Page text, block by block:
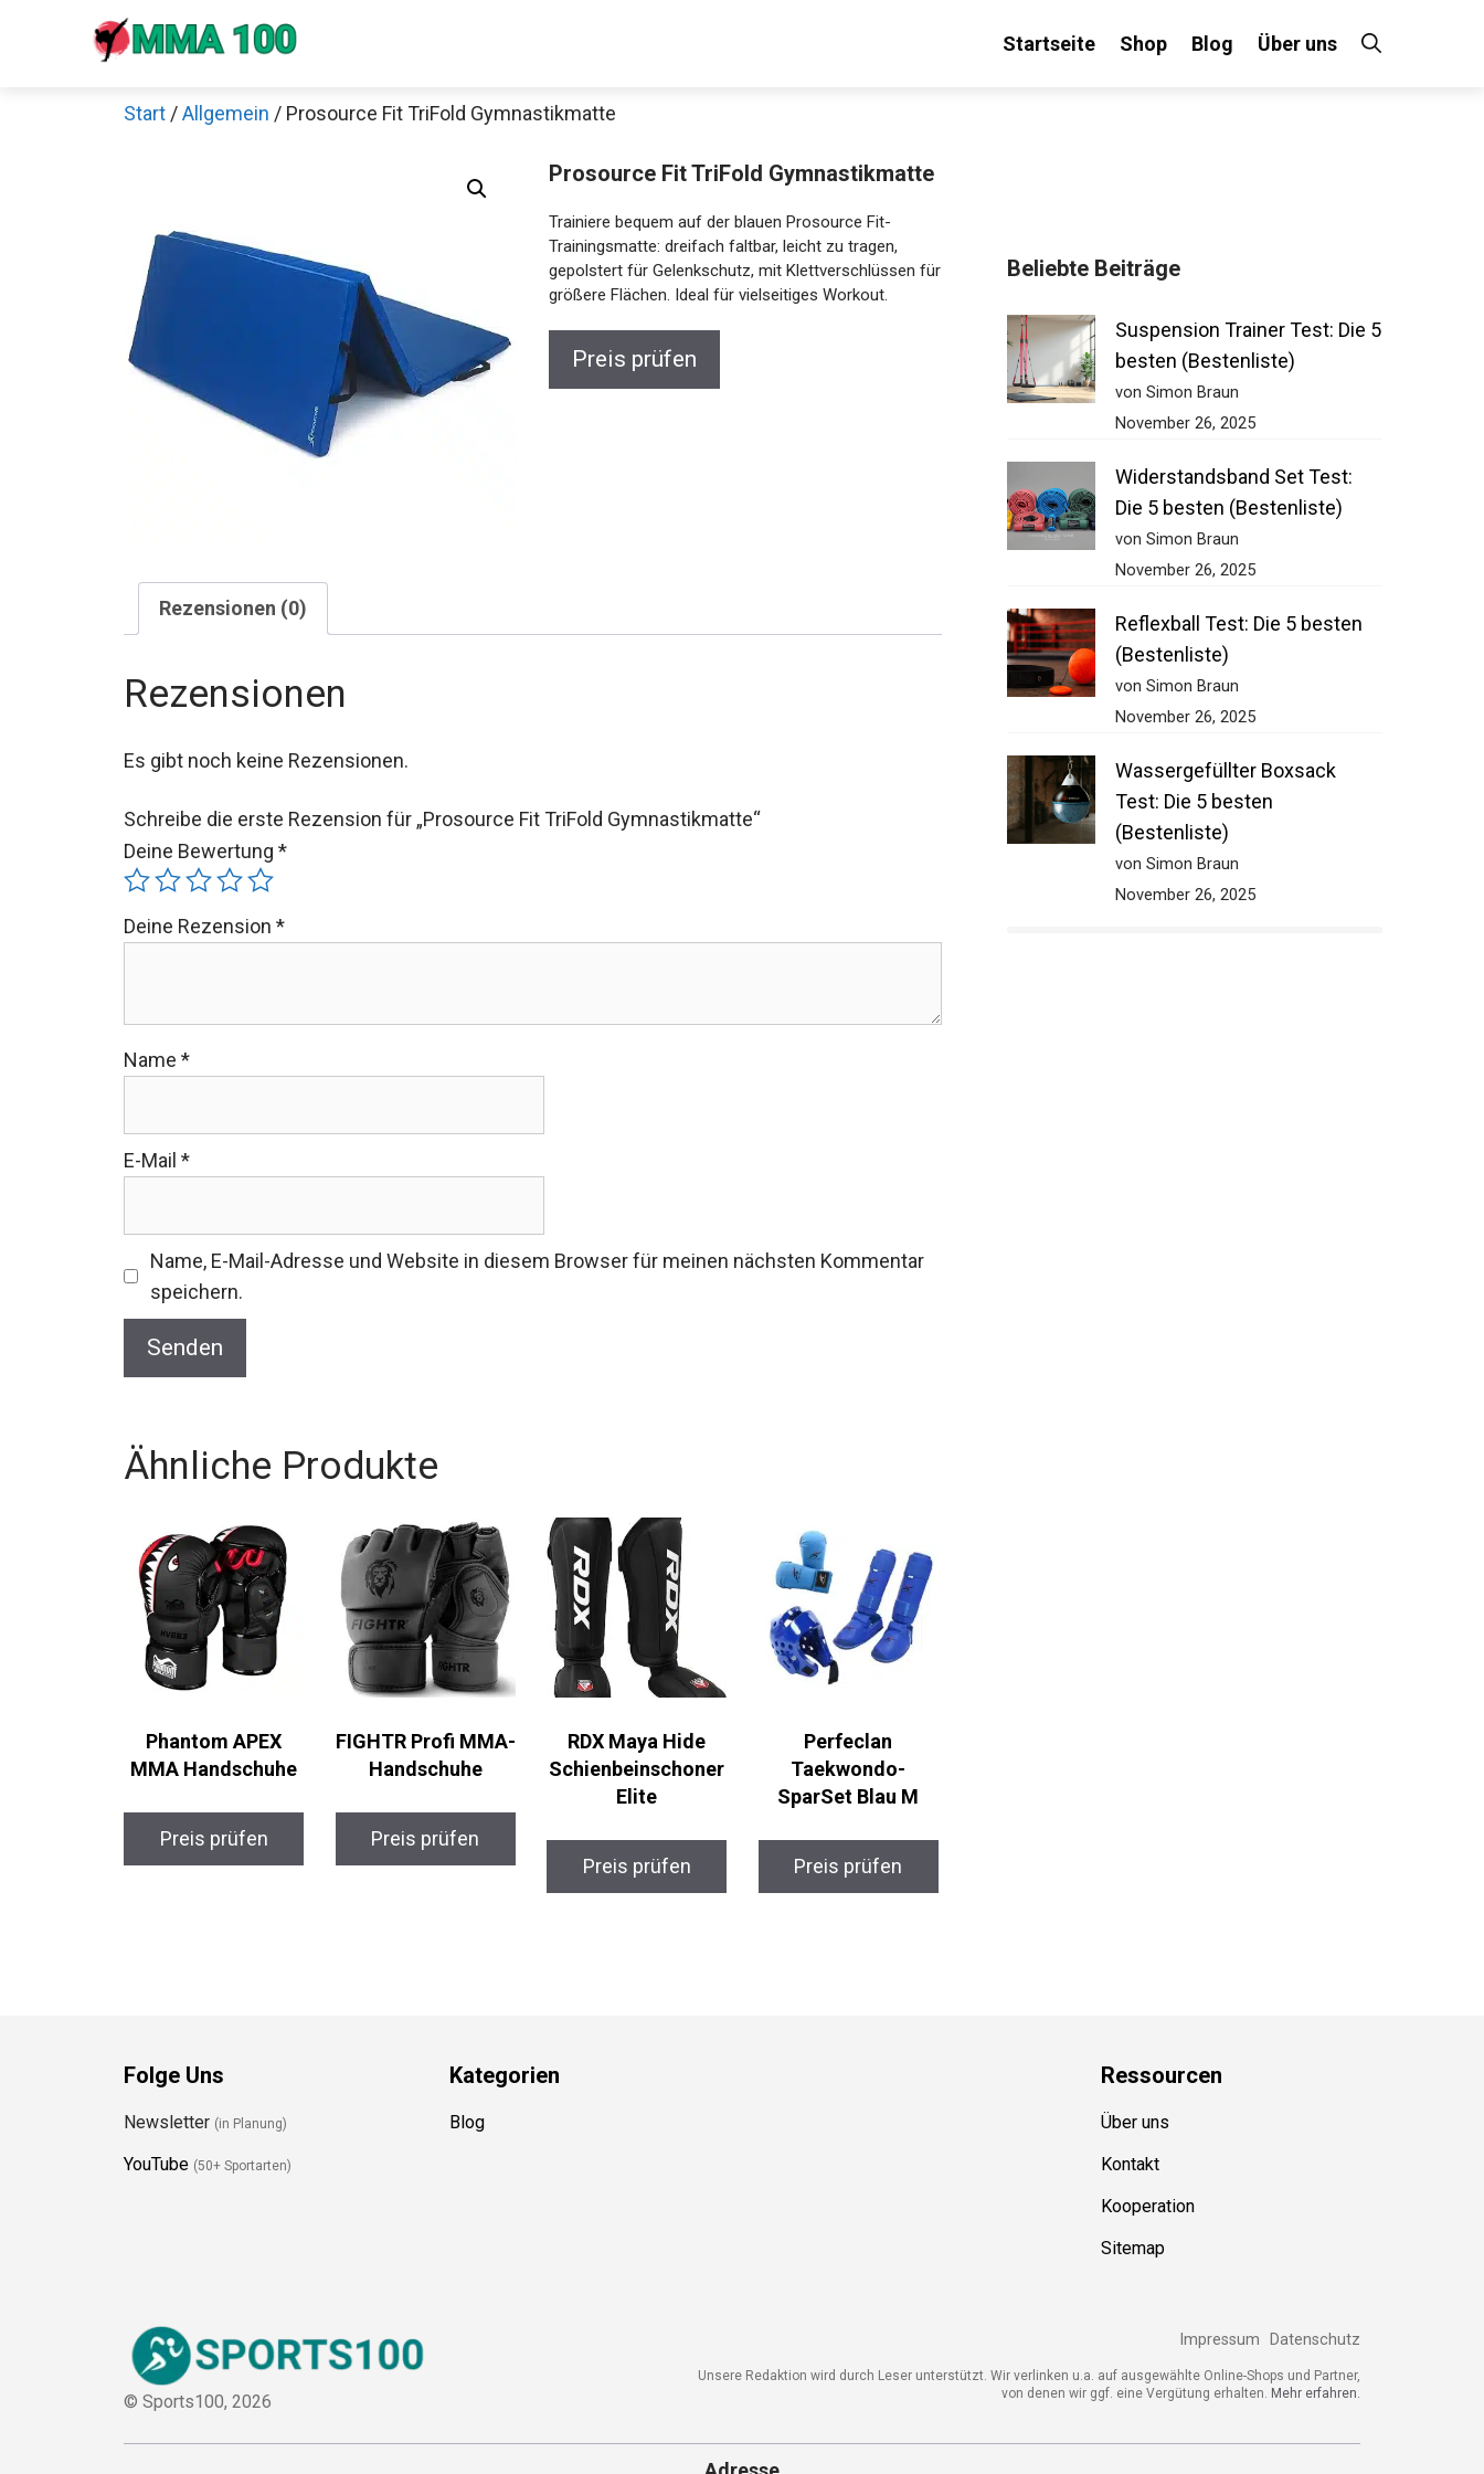
Startseite Shop Blog Über uns
Start /Allgemein / Prosource Fit TriFold Gymnastikmatte
Prosource Fit TriFold Gymnastikmatte
Trainiere bequem auf der blauen Prosource Fit-
Trainingsmatte: dreifach faltbar, leicht zu tragen,
gepolstert für Gelenkschutz, mit Klettverschlüssen
für größere Flächen. Ideal für vielseitiges Workout.
Preis prüfen
Rezensionen (0)
Rezensionen
Es gibt noch keine Rezensionen.
Schreibe die erste Rezension für „Prosource Fit TriFold Gymnastikmatte“
Deine Bewertung *
Deine Rezension *
Name *
E-Mail *
Name, E-Mail-Adresse und Website in diesem Browser für meinen nächsten Kommentar
speichern.
Ähnliche Produkte
Phantom APEX
MMA Handschuhe
Preis prüfen
FIGHTR Profi
MMA-Handschuhe
Preis prüfen
RDX Maya Hide
Schienbeinschoner
Elite
Preis prüfen
Perfeclan
Taekwondo-
SparSet Blau M
Preis prüfen
Beliebte Beiträge
Suspension Trainer Test: Die
5 besten (Bestenliste)
von Simon Braun
November 26, 2025
Widerstandsband Set Test:
Die 5 besten (Bestenliste)
von Simon Braun
November 26, 2025
Reflexball Test: Die 5 besten
(Bestenliste)
von Simon Braun
November 26, 2025
Wassergefüllter Boxsack
Test: Die 5 besten
(Bestenliste)
von Simon Braun
November 26, 2025
Folge Uns
Newsletter(in Planung)
YouTube (50+ Sportarten)
Kategorien
Blog
Ressourcen
Über uns
Kontakt
Kooperation
Sitemap
© Sports100, 2026
Impressum Datenschutz
Unsere Redaktion wird durch Leser unterstützt. Wir verlinken u.a. auf ausgewählte Online-Shops und Partner,
von denen wir ggf. eine Vergütung erhalten. Mehr erfahren.
Adresse
Decathlon Sale
Schaue dir jetzt die meistverkauften Produkte im Sale bei Decathlon an!
Jetzt anschauen